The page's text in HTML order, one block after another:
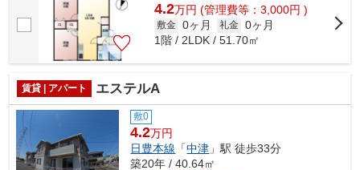
4.2万円 (管理費等：3,000円 )
敷金 0ヶ月 礼金 0ヶ月
1階 / 2LDK / 51.70㎡
賃貸 | アパート エステルA
敷0
4.2万円
日豊本線 「中津 」駅 徒歩33分
築20年 / 40.64㎡